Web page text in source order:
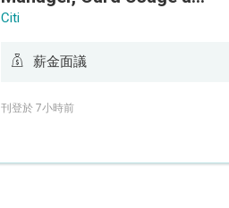
Citi
薪金面議
刊登於 7小時前